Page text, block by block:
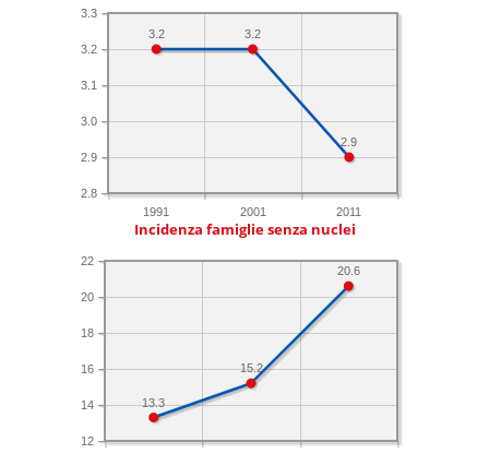
1991 2001 2011
2.8
2.9
3.0
3.1
3.2
3.3
2.9
3.2
3.2
Incidenza famiglie senza nuclei
12
14
16
18
20
22
20.6
15.2
13.3